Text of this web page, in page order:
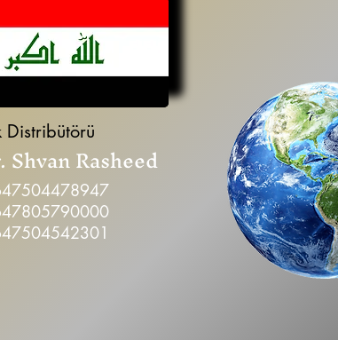
Distribütörü
Shvan Rasheed